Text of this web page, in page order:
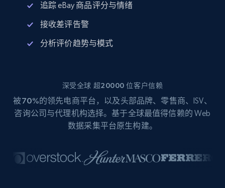
追踪 eBay 商品评分与情绪
接收差评告警
分析评价趋势与模式
深受全球 超20000 位客户信赖
被70%的领先电商平台，以及头部品牌、零售商、ISV、
咨询公司与代理机构选择。基于全球最值得信赖的 Web
数据采集平台原生构建。